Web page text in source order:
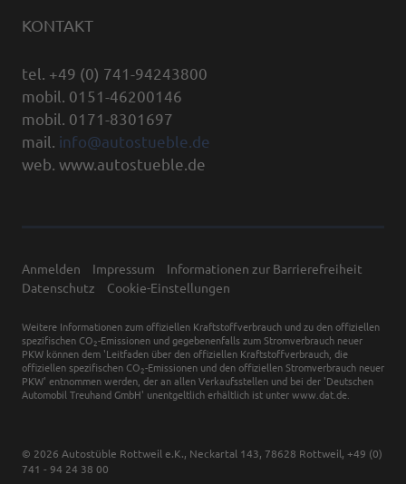
KONTAKT
tel. +49 (0) 741-94243800
mobil. 0151-46200146
mobil. 0171-8301697
mail. info@autostueble.de
web. www.autostueble.de
Anmelden Impressum
Informationen zur Barrierefreiheit
Datenschutz
Cookie-Einstellungen
Weitere Informationen zum offiziellen Kraftstoffverbrauch und zu den offiziellen
spezifischen CO 2-Emissionen und gegebenenfalls zum Stromverbrauch neuer
PKW können dem 'Leitfaden über den offiziellen Kraftstoffverbrauch, die
offiziellen spezifischen CO 2-Emissionen und den offiziellen Stromverbrauch neuer
PKW' entnommen werden, der an allen Verkaufsstellen und bei der 'Deutschen
Automobil Treuhand GmbH' unentgeltlich erhältlich ist unter www.dat.de.
© 2026 Autostüble Rottweil e.K., Neckartal 143, 78628 Rottweil, +49 (0)
741 - 94 24 38 00